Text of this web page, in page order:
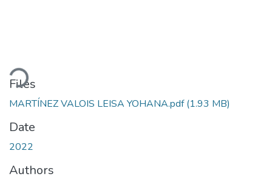
Files
MARTÍNEZ VALOIS LEISA YOHANA.pdf(1.93 MB)
Date
2022
Authors